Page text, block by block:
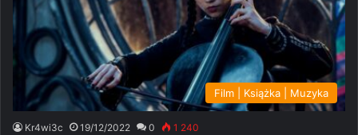
Film | Książka | Muzyka
Kr4wi3c 19/12/2022 0 1 240